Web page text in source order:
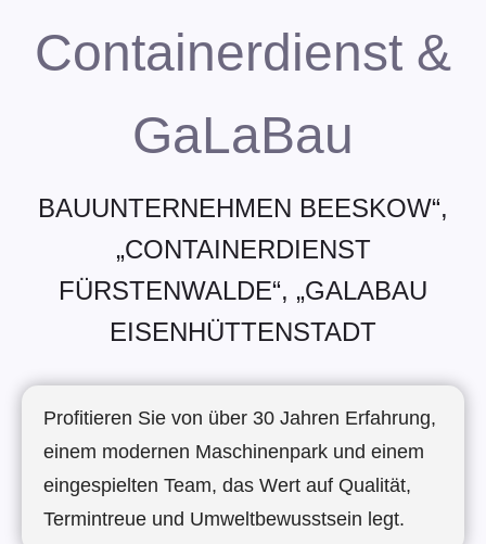
Containerdienst &
GaLaBau
BAUUNTERNEHMEN BEESKOW“,
„CONTAINERDIENST
FÜRSTENWALDE“, „GALABAU
EISENHÜTTENSTADT
Profitieren Sie von über 30 Jahren Erfahrung,
einem modernen Maschinenpark und einem
eingespielten Team, das Wert auf Qualität,
Termintreue und Umweltbewusstsein legt.